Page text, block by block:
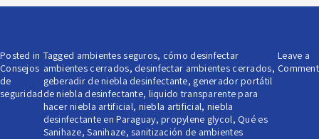
Posted in
Consejos
de
seguridad
Tagged ambientes seguros, cómo desinfectar
ambientes cerrados, desinfectar ambientes cerrados,
geberadir de niebla desinfectante, generador portátil
de niebla desinfectante, liquido transparente para
hacer niebla artificial, niebla artificial, niebla
desinfectante en Paraguay,propylene glycol, Qué es
Sanihaze,Sanihaze,sanitización de ambientes
Leave a
Comment